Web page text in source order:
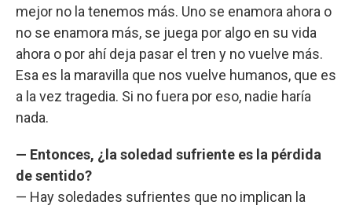
mejor no la tenemos más. Uno se enamora ahora o
no se enamora más, se juega por algo en su vida
ahora o por ahí deja pasar el tren y no vuelve más.
Esa es la maravilla que nos vuelve humanos, que es
a la vez tragedia. Si no fuera por eso, nadie haría
nada.
— Entonces, ¿la soledad sufriente es la pérdida
de sentido?
— Hay soledades sufrientes que no implican la